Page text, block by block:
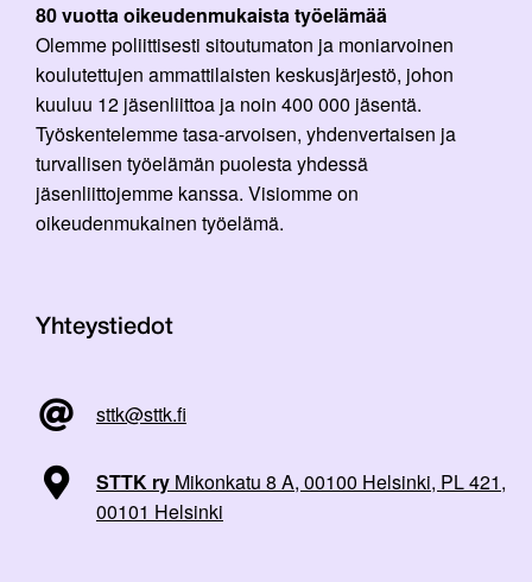
80 vuotta oikeudenmukaista työelämää
Olemme poliittisesti sitoutumaton ja moniarvoinen
koulutettujen ammattilaisten keskusjärjestö, johon
kuuluu 12 jäsenliittoa ja noin 400 000 jäsentä.
Työskentelemme tasa-arvoisen, yhdenvertaisen ja
turvallisen työelämän puolesta yhdessä
jäsenliittojemme kanssa. Visiomme on
oikeudenmukainen työelämä.
Yhteystiedot
sttk@sttk.fi
STTK ry Mikonkatu 8 A, 00100 Helsinki, PL 421,
00101 Helsinki